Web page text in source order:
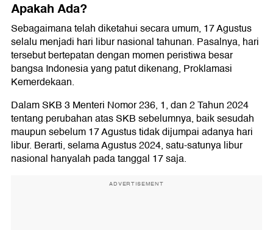
Apakah Ada?
Sebagaimana telah diketahui secara umum, 17 Agustus
selalu menjadi hari libur nasional tahunan. Pasalnya, hari
tersebut bertepatan dengan momen peristiwa besar
bangsa Indonesia yang patut dikenang, Proklamasi
Kemerdekaan.
Dalam SKB 3 Menteri Nomor 236, 1, dan 2 Tahun 2024
tentang perubahan atas SKB sebelumnya, baik sesudah
maupun sebelum 17 Agustus tidak dijumpai adanya hari
libur. Berarti, selama Agustus 2024, satu-satunya libur
nasional hanyalah pada tanggal 17 saja.
ADVERTISEMENT